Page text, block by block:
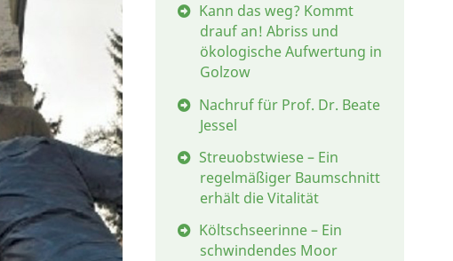
Kann das weg? Kommt
drauf an! Abriss und
ökologische Aufwertung in
Golzow
Nachruf für Prof. Dr. Beate
Jessel
Streuobstwiese – Ein
regelmäßiger Baumschnitt
erhält die Vitalität
Költschseerinne – Ein
schwindendes Moor